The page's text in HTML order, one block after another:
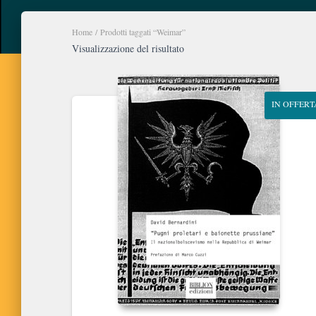
Home / Prodotti taggati “Weimar”
Visualizzazione del risultato
IN